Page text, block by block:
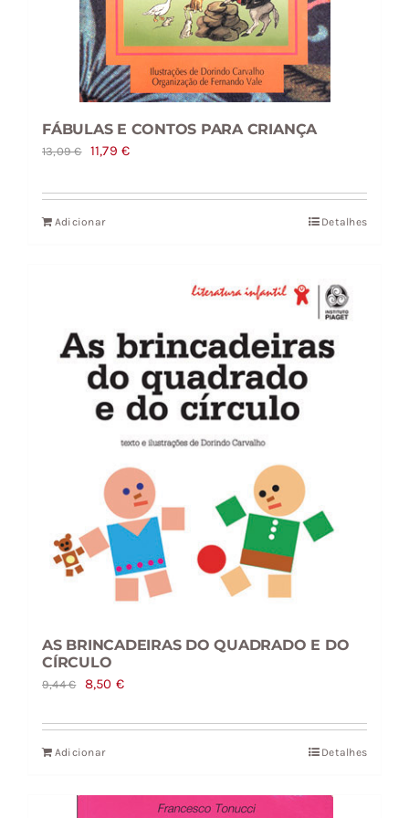
FÁBULAS E CONTOS PARA CRIANÇA
13,09€
O
original
era:
11,79€O
atual
Adicionar Detalhes
AS BRINCADEIRAS DO QUADRADO E DO
CÍRCULO
9,44€
O
original
era:
8,50 €O
atual
Adicionar Detalhes